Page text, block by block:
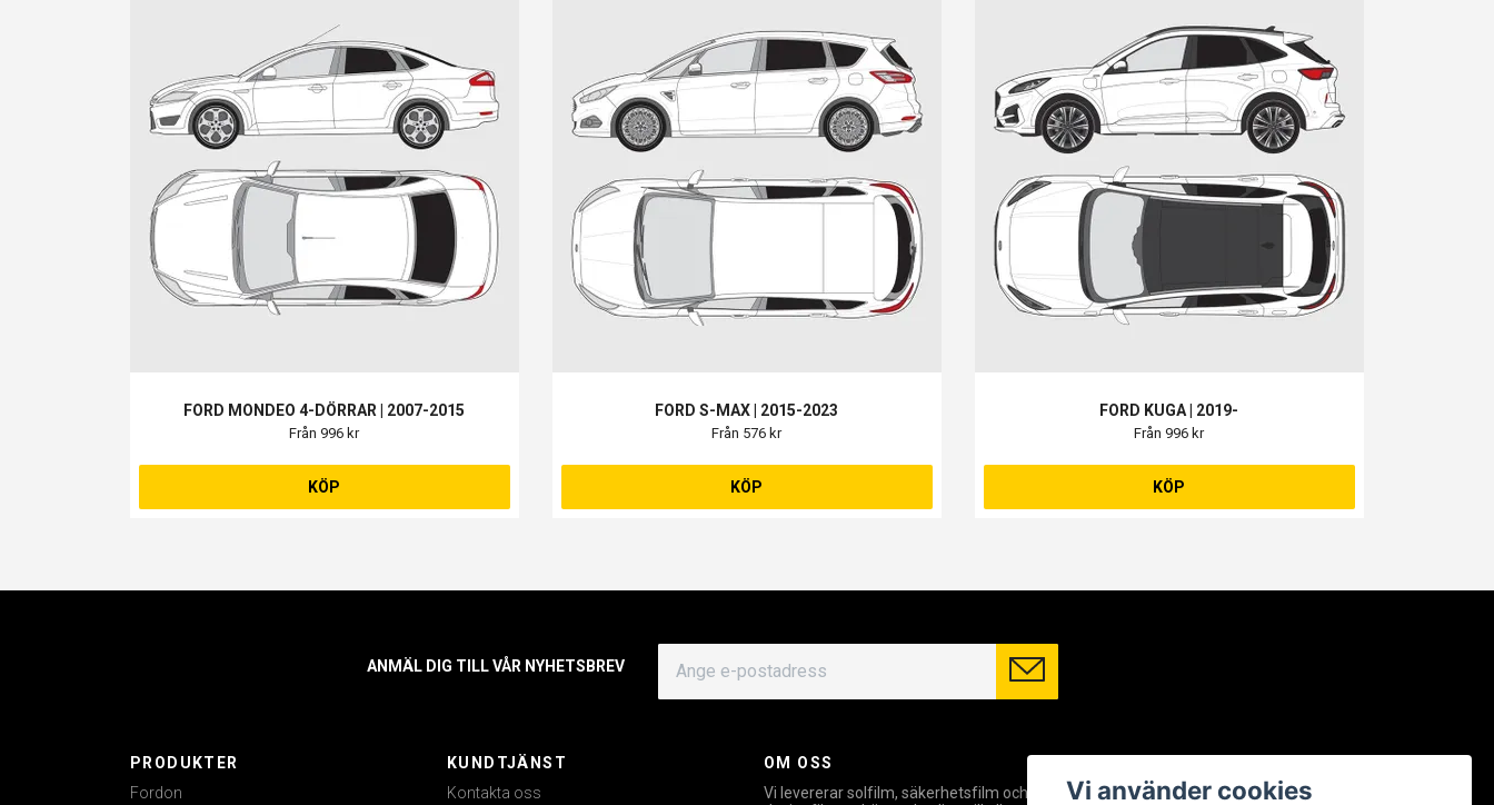
FORD MONDEO 4-DÖRRAR | 2007-2015
Från 996 kr
KÖP
FORD S-MAX | 2015-2023
Från 576 kr
KÖP
FORD KUGA | 2019-
Från 996 kr
KÖP
ANMÄL DIG TILL VÅR NYHETSBREV
PRODUKTER
Fordon
KUNDTJÄNST
Kontakta oss
OM OSS
Vi levererar solfilm, säkerhetsfilm och
Facebook
Vi använder cookies